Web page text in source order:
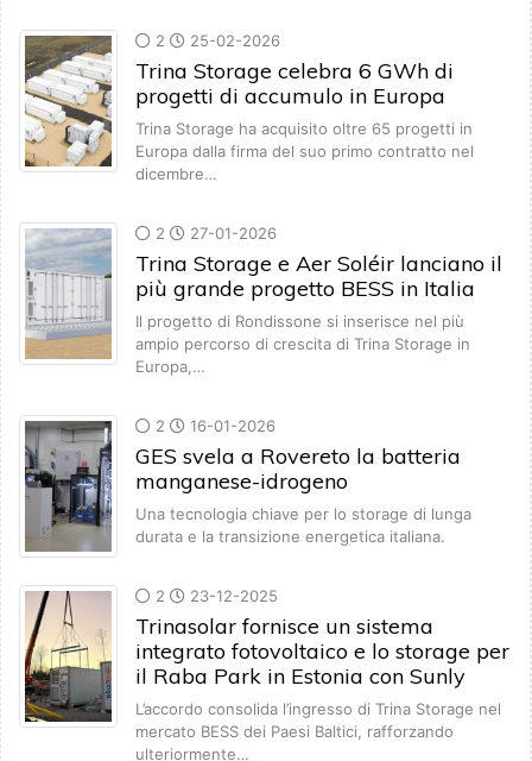
2 25-02-2026
Trina Storage celebra 6 GWh di
progetti di accumulo in Europa
Trina Storage ha acquisito oltre 65 progetti in
Europa dalla firma del suo primo contratto nel
dicembre…
2 27-01-2026
Trina Storage e Aer Soléir lanciano il
più grande progetto BESS in Italia
Il progetto di Rondissone si inserisce nel più
ampio percorso di crescita di Trina Storage in
Europa,…
2 16-01-2026
GES svela a Rovereto la batteria
manganese-idrogeno
Una tecnologia chiave per lo storage di lunga
durata e la transizione energetica italiana.
2 23-12-2025
Trinasolar fornisce un sistema
integrato fotovoltaico e lo storage per
il Raba Park in Estonia con Sunly
L’accordo consolida l’ingresso di Trina Storage nel
mercato BESS dei Paesi Baltici, rafforzando
ulteriormente…